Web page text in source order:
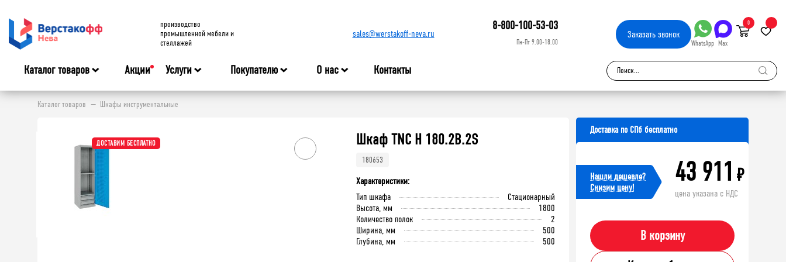
производство
промышленной мебели и
стеллажей
sales@werstakoff-neva.ru
8-800-100-53-03
Пн-Пт 9.00-18.00
Заказатьзвонок
WhatsApp Max
0
Каталог товаров Акции Услуги Покупателю О нас Контакты
Каталог товаров Шкафы инструментальные
ДОСТАВИМ БЕСПЛАТНО Шкаф TNC H 180.2B.2S
180653
Характеристики:
Тип шкафа
Стационарный
Высота, мм
1800
Количество полок
2
Ширина, мм
500
Глубина, мм
500
Доставка по СПб бесплатно
Нашли дешевле?
Cнизим цену!
43 911 ₽
цена указана с НДС
В корзину